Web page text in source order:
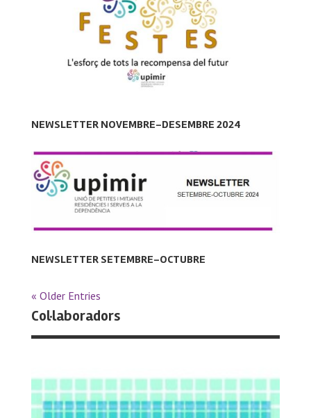
NEWSLETTER NOVEMBRE-DESEMBRE 2024
NEWSLETTER SETEMBRE-OCTUBRE
« Older Entries
Col·laboradors